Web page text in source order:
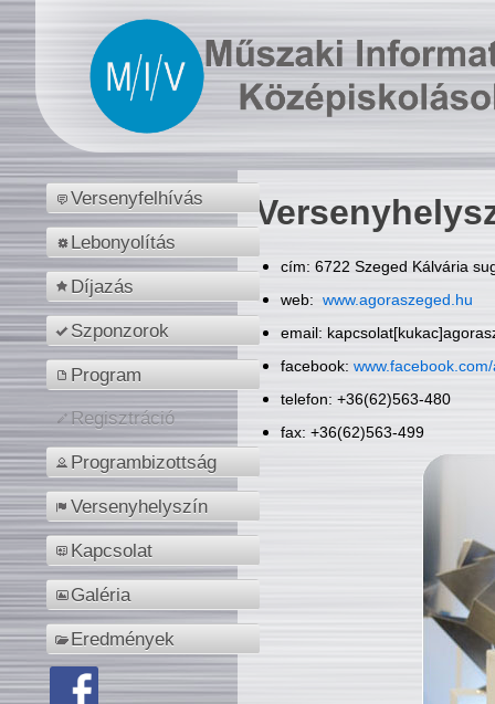
Versenyfelhívás
Lebonyolítás
Díjazás
Szponzorok
Program
Regisztráció
Programbizottság
Versenyhelyszín
Kapcsolat
Galéria
Eredmények
cím: 6722 Szeged Kálvária
web: www.agoraszeged.hu
email:
facebook:
telefon: +36(62)563-480
fax: +36(62)563-499